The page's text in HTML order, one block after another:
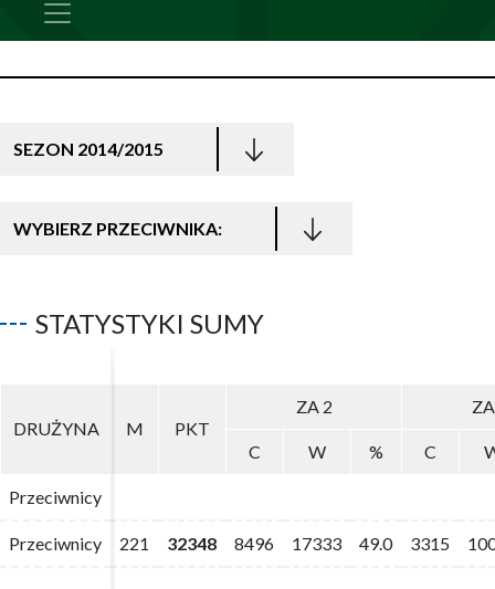
SEZON 2014/2015
WYBIERZ PRZECIWNIKA:
STATYSTYKI SUMY
DRUŻYNA M PKT
ZA 2
C W % C
Przeciwnicy
Przeciwnicy 221 32348 8496 17333 49.0 3315
DRUŻYNA M PKT
ZA 2
C W % C
Przeciwnicy
Przeciwnicy 221 32348 8496 17333 49.0 3315